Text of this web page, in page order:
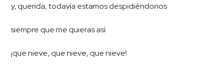
y, querida, todavía estamos despidiéndonos
siempre que me quieras así
¡que nieve, que nieve, que nieve!